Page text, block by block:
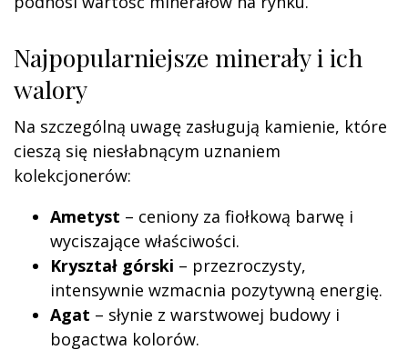
Najpopularniejsze minerały i ich
walory
Na szczególną uwagę zasługują kamienie, które
cieszą się niesłabnącym uznaniem
kolekcjonerów:
Ametyst – ceniony za fiołkową barwę i
wyciszające właściwości.
Kryształ górski – przezroczysty,
intensywnie wzmacnia pozytywną energię.
Agat – słynie z warstwowej budowy i
bogactwa kolorów.